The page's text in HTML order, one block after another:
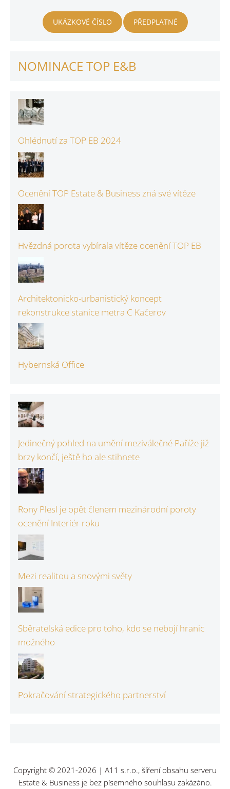
UKÁZKOVÉ ČÍSLO PŘEDPLATNÉ
NOMINACE TOP E&B
Ohlédnutí za TOP EB 2024
Ocenění TOP Estate & Business zná své vítěze
Hvězdná porota vybírala vítěze ocenění TOP EB
Architektonicko-urbanistický koncept
rekonstrukce stanice metra C Kačerov
Hybernská Office
Jedinečný pohled na umění meziválečné Paříže již
brzy končí, ještě ho ale stihnete
Rony Plesl je opět členem mezinárodní poroty
ocenění Interiér roku
Mezi realitou a snovými světy
Sběratelská edice pro toho, kdo se nebojí hranic
možného
Pokračování strategického partnerství
Copyright © 2021-2026 | A11 s.r.o., šíření obsahu serveru
Estate & Business je bez písemného souhlasu zakázáno.